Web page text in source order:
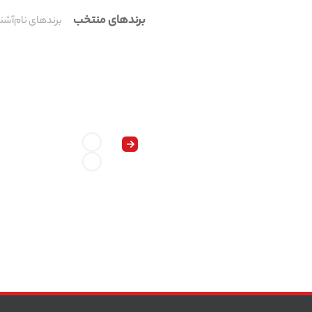
برندهای منتخب برندهای